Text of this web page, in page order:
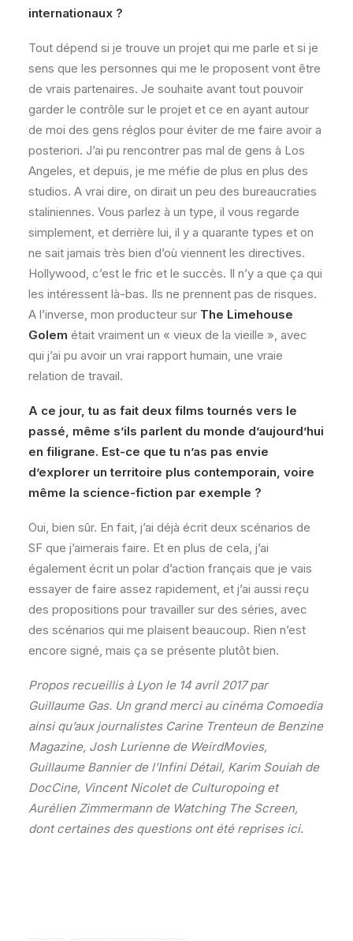
internationaux ?
Tout dépend si je trouve un projet qui me parle et si je
sens que les personnes qui me le proposent vont être
de vrais partenaires. Je souhaite avant tout pouvoir
garder le contrôle sur le projet et ce en ayant autour
de moi des gens réglos pour éviter de me faire avoir a
posteriori. J’ai pu rencontrer pas mal de gens à Los
Angeles, et depuis, je me méfie de plus en plus des
studios. A vrai dire, on dirait un peu des bureaucraties
staliniennes. Vous parlez à un type, il vous regarde
simplement, et derrière lui, il y a quarante types et on
ne sait jamais très bien d’où viennent les directives.
Hollywood, c’est le fric et le succès. Il n’y a que ça qui
les intéressent là-bas. Ils ne prennent pas de risques.
A l’inverse, mon producteur sur The Limehouse
Golem était vraiment un « vieux de la vieille », avec
qui j’ai pu avoir un vrai rapport humain, une vraie
relation de travail.
A ce jour, tu as fait deux films tournés vers le
passé, même s’ils parlent du monde d’aujourd’hui
en filigrane. Est-ce que tu n’as pas envie
d’explorer un territoire plus contemporain, voire
même la science-fiction par exemple ?
Oui, bien sûr. En fait, j’ai déjà écrit deux scénarios de
SF que j’aimerais faire. Et en plus de cela, j’ai
également écrit un polar d’action français que je vais
essayer de faire assez rapidement, et j’ai aussi reçu
des propositions pour travailler sur des séries, avec
des scénarios qui me plaisent beaucoup. Rien n’est
encore signé, mais ça se présente plutôt bien.
Propos recueillis à Lyon le 14 avril 2017 par
Guillaume Gas. Un grand merci au cinéma Comoedia
ainsi qu’aux journalistes Carine Trenteun de Benzine
Magazine, Josh Lurienne de WeirdMovies,
Guillaume Bannier de l’Infini Détail, Karim Souiah de
DocCine, Vincent Nicolet de Culturopoing et
Aurélien Zimmermann de Watching The Screen,
dont certaines des questions ont été reprises ici.